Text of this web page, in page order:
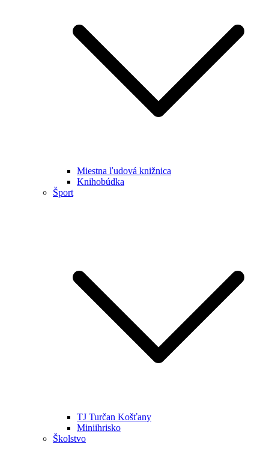
Miestna ľudová knižnica
Knihobúdka
Šport
TJ Turčan Košťany
Miniihrisko
Školstvo